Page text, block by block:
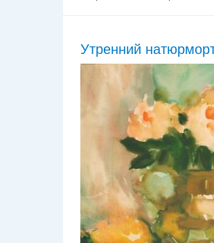
Утренний